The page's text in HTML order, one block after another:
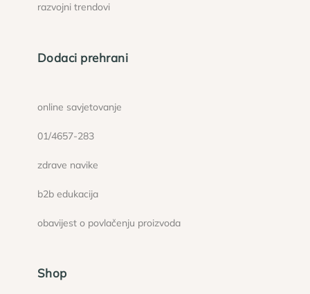
razvojni trendovi
Dodaci prehrani
online savjetovanje
01/4657-283
zdrave navike
b2b edukacija
obavijest o povlačenju proizvoda
Shop